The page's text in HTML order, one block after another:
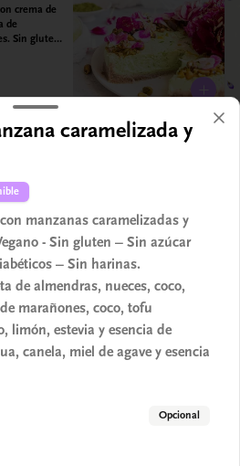
crema de
de
Sin gluten
caramelizada y
manzanas caramelizadas y
- Sin gluten – Sin azúcar
– Sin harinas.
de almendras, nueces, coco,
marañones, coco, tofu
limón, estevia y esencia de
canela, miel de agave y esencia
Opcional